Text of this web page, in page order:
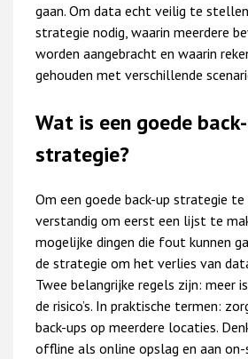
gaan. Om data echt veilig te
strategie nodig, waarin meerdere
worden aangebracht en waarin
gehouden met verschillende
Wat is een goede
strategie?
Om een goede back-up strategie
verstandig om eerst een lijst te
mogelijke dingen die fout kunnen
de strategie om het verlies van
Twee belangrijke regels zijn: meer
de risico’s. In praktische termen:
back-ups op meerdere locaties.
offline als online opslag en aan